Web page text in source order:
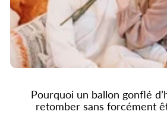
Pourquoi un ballon gonflé
retomber sans forcément